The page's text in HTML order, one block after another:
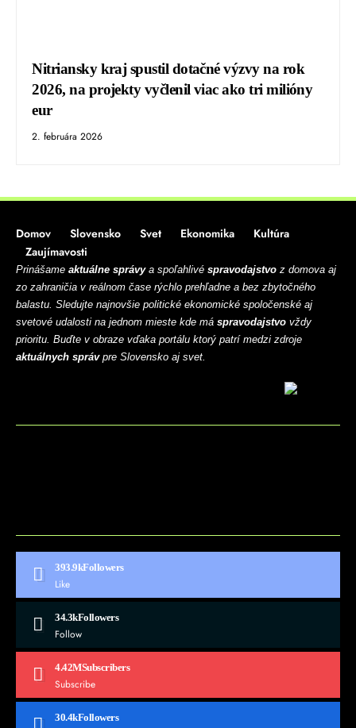
Nitriansky kraj spustil dotačné výzvy na rok
2026, na projekty vyčlenil viac ako tri milióny
eur
2. februára 2026
Domov Slovensko Svet Ekonomika
Kultúra
Zaujímavosti
Prinášame aktuálne správya spoľahlivé spravodajstvo z domova aj
zo zahraničia v reálnom čase rýchlo prehľadne a bez zbytočného
balastu. Sledujte najnovšie politické ekonomické spoločenské aj
svetové udalosti na jednom mieste kde má spravodajstvo vždy
prioritu. Buďte v obraze vďaka portálu ktorý patrí medzi zdroje
aktuálnych správpre Slovensko aj svet.
393.9kFollowers
Like
34.3kFollowers
Follow
4.42MSubscribers
Subscribe
30.4kFollowers